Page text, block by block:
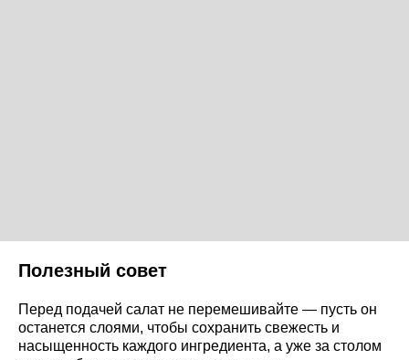
Полезный совет
Перед подачей салат не перемешивайте — пусть он
останется слоями, чтобы сохранить свежесть и
насыщенность каждого ингредиента, а уже за столом